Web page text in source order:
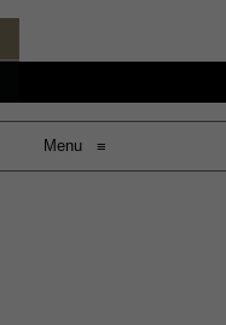
Menu ≡